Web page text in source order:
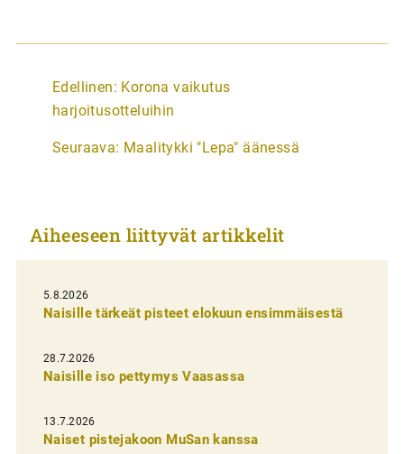
A
r
i
e
i
e
n
s
e
l
Edellinen: Korona vaikutus
harjoitusotteluihin
Seuraava: Maalitykki "Lepa" äänessä
Aiheeseen liittyvät artikkelit
5.8.2026
Naisille tärkeät pisteet elokuun ensimmäisestä
28.7.2026
Naisille iso pettymys Vaasassa
13.7.2026
Naiset pistejakoon MuSan kanssa